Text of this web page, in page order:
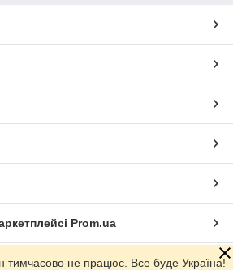
Prom.ua
тимчасово не працює. Все буде Україна!